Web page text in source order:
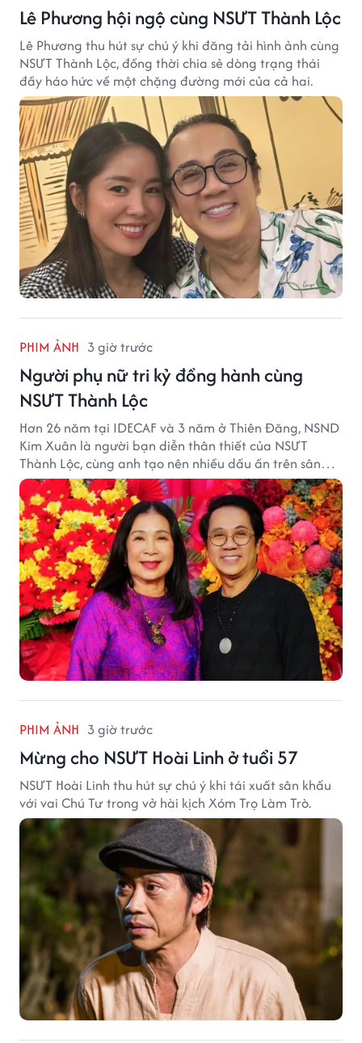
Lê Phương hội ngộ cùng NSƯT Thành Lộc
Lê Phương thu hút sự chú ý khi đăng tải hình ảnh cùng
NSƯT Thành Lộc, đồng thời chia sẻ dòng trạng thái
đầy háo hức về một chặng đường mới của cả hai.
PHIM ẢNH 3 giờ trước
Người phụ nữ tri kỷ đồng hành cùng
NSƯT Thành Lộc
Hơn 26 năm tại IDECAF và 3 năm ở Thiên Đăng, NSND
Kim Xuân là người bạn diễn thân thiết của NSƯT
Thành Lộc, cùng anh tạo nên nhiều dấu ấn trên sân
khấu.
PHIM ẢNH 3 giờ trước
Mừng cho NSƯT Hoài Linh ở tuổi 57
NSƯT Hoài Linh thu hút sự chú ý khi tái xuất sân khấu
với vai Chú Tư trong vở hài kịch Xóm Trọ Làm Trò.